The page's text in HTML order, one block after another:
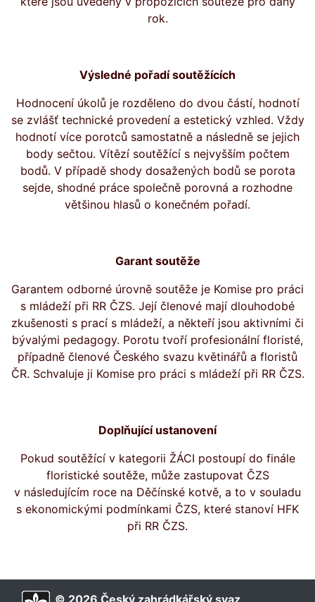
rok.
Výsledné pořadí soutěžících
Hodnocení úkolů je rozděleno do dvou částí, hodnotí
se zvlášť technické provedení a estetický vzhled. Vždy
hodnotí více porotců samostatně a následně se jejich
body sečtou. Vítězí soutěžící s nejvyšším počtem
bodů. V případě shody dosažených bodů se porota
sejde, shodné práce společně porovná a rozhodne
většinou hlasů o konečném pořadí.
Garant soutěže
Garantem odborné úrovně soutěže je Komise pro práci
s mládeží při RR ČZS. Její členové mají dlouhodobé
zkušenosti s prací s mládeží, a někteří jsou aktivními či
bývalými pedagogy. Porotu tvoří profesionální floristé,
případně členové Českého svazu květinářů a floristů
ČR. Schvaluje ji Komise pro práci s mládeží při RR ČZS.
Doplňující ustanovení
Pokud soutěžící v kategorii ŽÁCI postoupí do finále
floristické soutěže, může zastupovat ČZS
v následujícím roce na Děčínské kotvě, a to v souladu
s ekonomickými podmínkami ČZS, které stanoví HFK
při RR ČZS.
© 2026 Český zahrádkářský svaz,